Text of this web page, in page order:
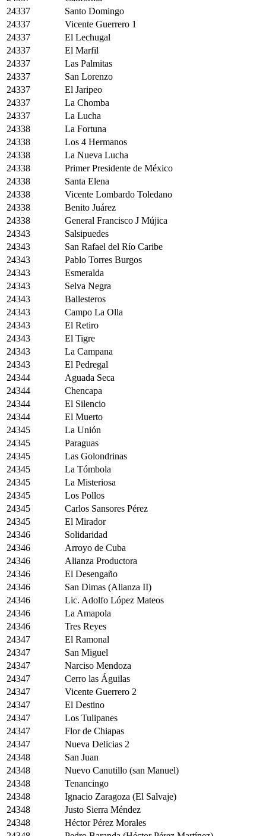
24337
Santo Domingo
24337
Vicente Guerrero 1
24337
El Lechugal
24337
El Marfil
24337
Las Palmitas
24337
San Lorenzo
24337
El Jaripeo
24337
La Chomba
24337
La Lucha
24338
La Fortuna
24338
Los 4 Hermanos
24338
La Nueva Lucha
24338
Primer Presidente de México
24338
Santa Elena
24338
Vicente Lombardo Toledano
24338
Benito Juárez
24338
General Francisco J Mújica
24343
Salsipuedes
24343
San Rafael del Río Caribe
24343
Pablo Torres Burgos
24343
Esmeralda
24343
Selva Negra
24343
Ballesteros
24343
Campo La Olla
24343
El Retiro
24343
El Tigre
24343
La Campana
24343
El Pedregal
24344
Aguada Seca
24344
Chencapa
24344
El Silencio
24344
El Muerto
24345
La Unión
24345
Paraguas
24345
Las Golondrinas
24345
La Tómbola
24345
La Misteriosa
24345
Los Pollos
24345
Carlos Sansores Pérez
24345
El Mirador
24346
Solidaridad
24346
Arroyo de Cuba
24346
Alianza Productora
24346
El Desengaño
24346
San Dimas (Alianza II)
24346
Lic. Adolfo López Mateos
24346
La Amapola
24346
Tres Reyes
24347
El Ramonal
24347
San Miguel
24347
Narciso Mendoza
24347
Cerro las Águilas
24347
Vicente Guerrero 2
24347
El Destino
24347
Los Tulipanes
24347
Flor de Chiapas
24347
Nueva Delicias 2
24348
San Juan
24348
Nuevo Canutillo (san Manuel)
24348
Tenancingo
24348
Ignacio Zaragoza (El Salvaje)
24348
Justo Sierra Méndez
24348
Héctor Pérez Morales